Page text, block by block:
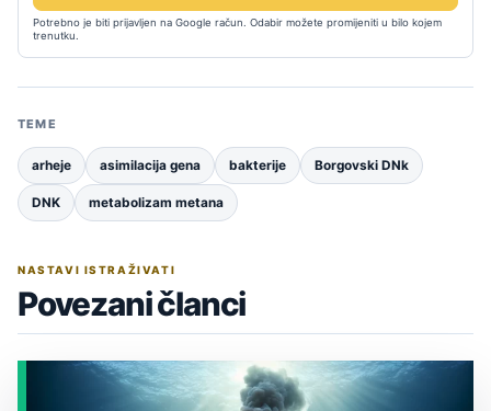
Potrebno je biti prijavljen na Google račun. Odabir možete promijeniti u bilo kojem
trenutku.
TEME
arheje asimilacija gena bakterije Borgovski DNk
DNK metabolizam metana
NASTAVI ISTRAŽIVATI
Povezani članci